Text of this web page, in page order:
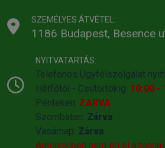
SZEMÉLYES ÁTVÉTEL:
1186 Budapest, Besence
NYITVATARTÁS:
Telefonos Ügyfélszolgálat
Hétfőtől - Csütörtökig: 10:00 -
Pénteken: ZÁRVA
Szombaton: Zárva
Vasárnap: Zárva
Amennyiben nem éri el